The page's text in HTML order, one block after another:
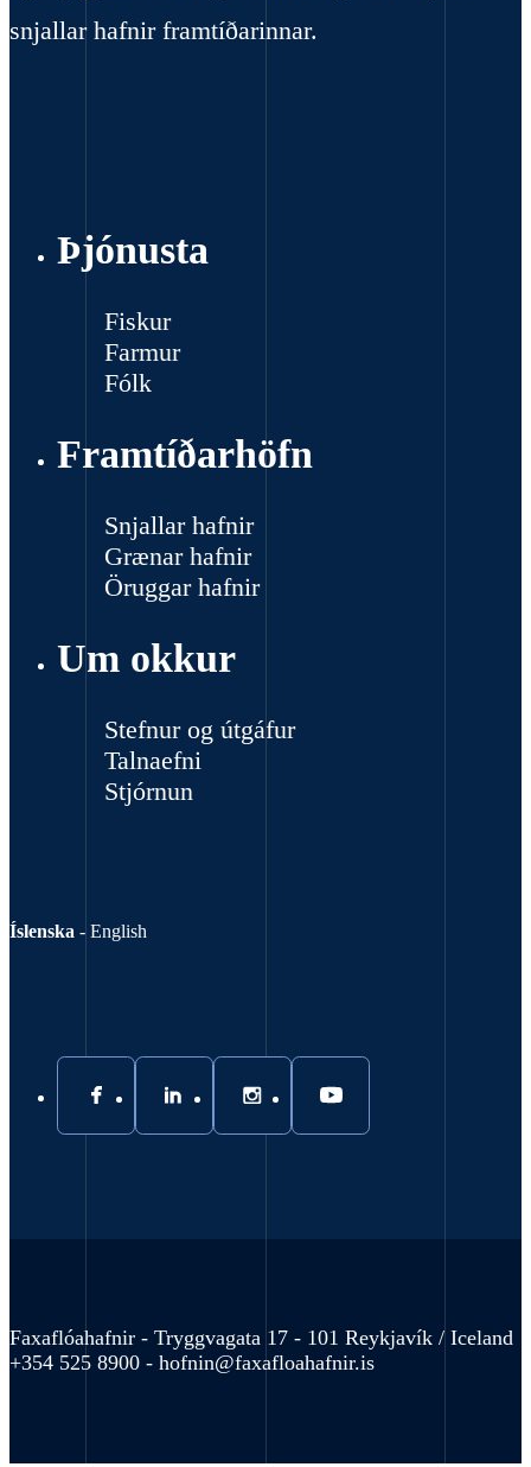
snjallar hafnir framtíðarinnar.
Þjónusta
Fiskur
Farmur
Fólk
Framtíðarhöfn
Snjallar hafnir
Grænar hafnir
Öruggar hafnir
Um okkur
Stefnur og útgáfur
Talnaefni
Stjórnun
Íslenska - English
Faxaflóahafnir - Tryggvagata 17 - 101 Reykjavík / Iceland
+354 525 8900 - hofnin@faxafloahafnir.is